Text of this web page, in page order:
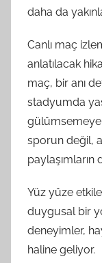
daha da
Canlı maç
anlatılacak
maç, bir anı
stadyumda
gülümsemeye
sporun değil,
paylaşımların
Yüz yüze
duygusal bir
deneyimler,
haline geliyor.